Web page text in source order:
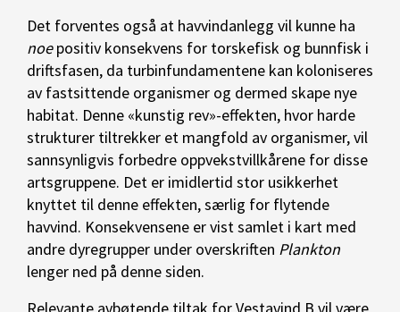
Det forventes også at havvindanlegg vil kunne ha
noepositiv konsekvens for torskefisk og bunnfisk i
driftsfasen, da turbinfundamentene kan koloniseres
av fastsittende organismer og dermed skape nye
habitat. Denne «kunstig rev»-effekten, hvor harde
strukturer tiltrekker et mangfold av organismer, vil
sannsynligvis forbedre oppvekstvillkårene for disse
artsgruppene. Det er imidlertid stor usikkerhet
knyttet til denne effekten, særlig for flytende
havvind. Konsekvensene er vist samlet i kart med
andre dyregrupper under overskriften Plankton
lenger ned på denne siden.
Relevante avbøtende tiltak for Vestavind B vil være